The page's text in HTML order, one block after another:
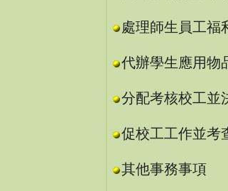
處理師生員工福
代辦學生應用物
分配考核校工並
促校工工作並考
其他事務事項